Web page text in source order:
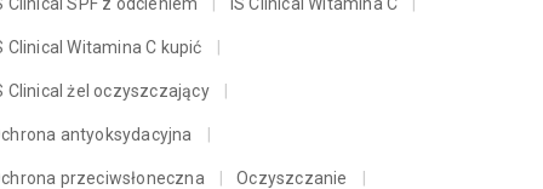
Clinical Witamina C kupić
Clinical żel oczyszczający
antyoksydacyjna
przeciwsłoneczna Oczyszczanie